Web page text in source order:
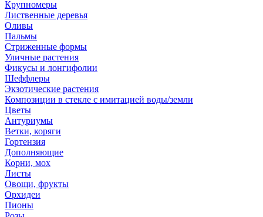
Крупномеры
Лиственные деревья
Оливы
Пальмы
Стриженные формы
Уличные растения
Фикусы и лонгифолии
Шеффлеры
Экзотические растения
Композиции в стекле с имитацией воды/земли
Цветы
Антуриумы
Ветки, коряги
Гортензия
Дополняющие
Корни, мох
Листы
Овощи, фрукты
Орхидеи
Пионы